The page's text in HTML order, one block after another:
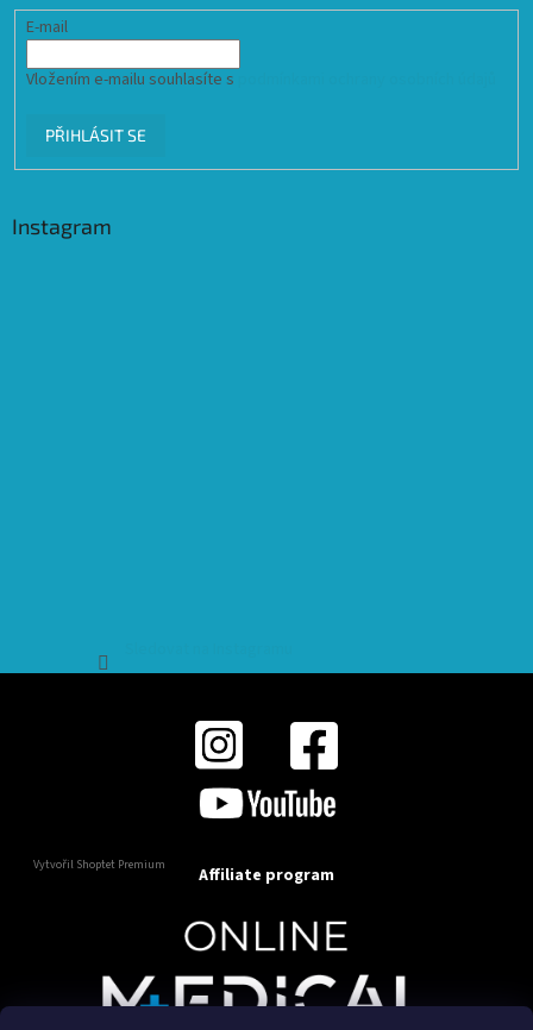
E-mail
Vložením e-mailu souhlasíte s
PŘIHLÁSIT SE
Instagram
Vytvořil Shoptet Premium Affiliate program